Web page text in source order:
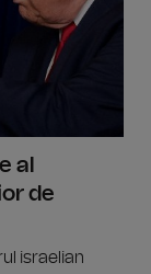
al
de
israelian